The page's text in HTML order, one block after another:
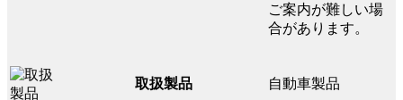
ご案内が難しい場
合があります。
取扱製品 自動車製品